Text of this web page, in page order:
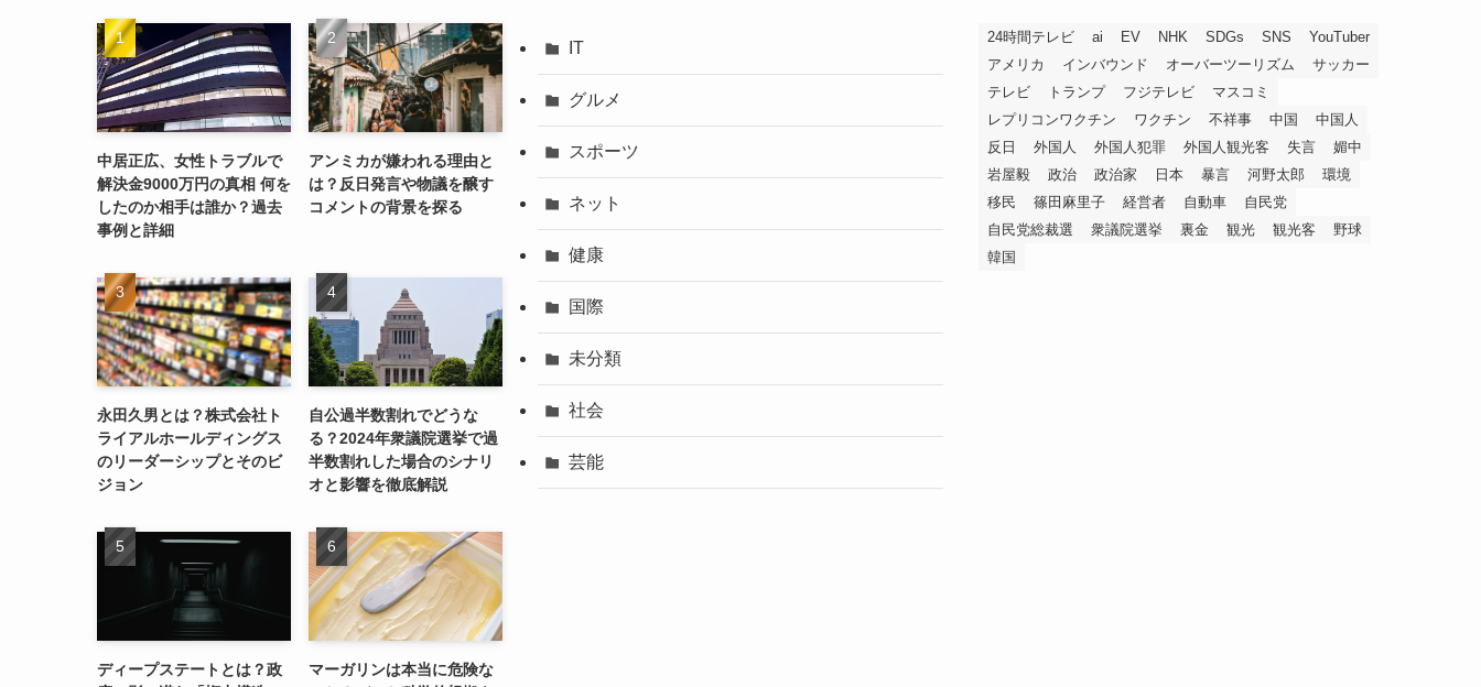
中居正広、女性トラブルで
解決金9000万円の真相 何を
したのか相手は誰か？過去
事例と詳細
アンミカが嫌われる理由と
は？反日発言や物議を醸す
コメントの背景を探る
永田久男とは？株式会社ト
ライアルホールディングス
のリーダーシップとそのビ
ジョン
自公過半数割れでどうな
る？2024年衆議院選挙で過
半数割れした場合のシナリ
オと影響を徹底解説
ディープステートとは？政
マーガリンは本当に危険な
IT
グルメ
スポーツ
ネット
健康
国際
未分類
社会
芸能
24時間テレビ ai EV NHK SDGs SNS
YouTuber
アメリカ
インバウンド オーバーツーリズム
サッカー
テレビ
トランプ フジテレビ
マスコミ
レプリコンワクチン
ワクチン 不祥事 中国
中国人
反日
外国人 外国人犯罪 外国人観光客 失言
媚中
岩屋毅
政治 政治家 日本 暴言 河野太郎
環境
移民
篠田麻里子 経営者 自動車
自民党
自民党総裁選
衆議院選挙 裏金 観光 観光客
野球
韓国